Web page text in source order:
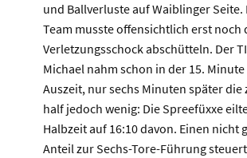
und Ballverluste auf Waiblinger Seite.
Team musste offensichtlich erst noch
Verletzungsschock abschütteln. Der
Michael nahm schon in der 15.
Auszeit, nur sechs Minuten später die
half jedoch wenig: Die Spreefüxxe
Halbzeit auf 16:10 davon. Einen nicht
Anteil zur Sechs-Tore-Führung